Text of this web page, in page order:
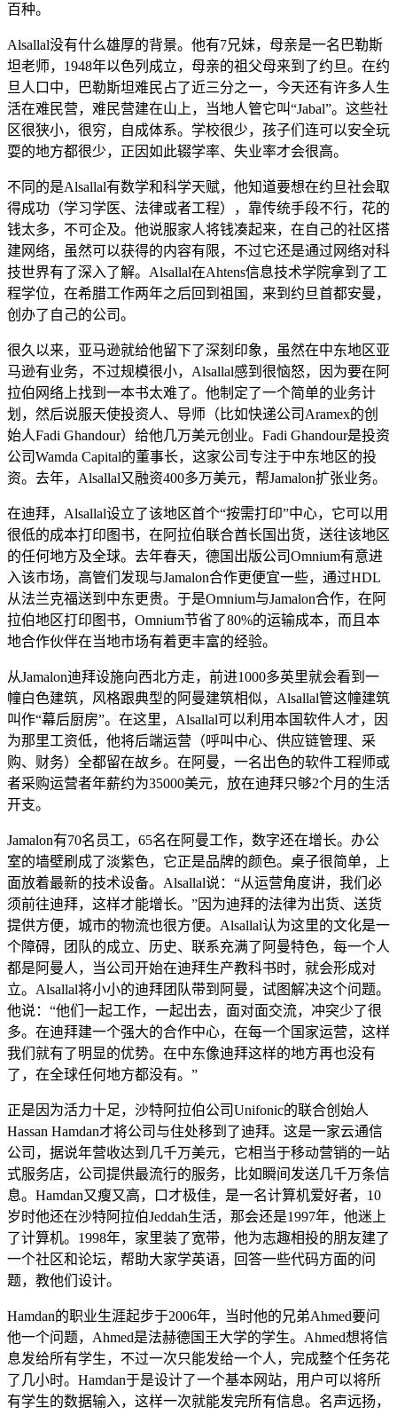
百种。
Alsallal没有什么雄厚的背景。他有7兄妹，母亲是一名巴勒斯
坦老师，1948年以色列成立，母亲的祖父母来到了约旦。在约
旦人口中，巴勒斯坦难民占了近三分之一，今天还有许多人生
活在难民营，难民营建在山上，当地人管它叫“Jabal”。这些社
区很狭小，很穷，自成体系。学校很少，孩子们连可以安全玩
耍的地方都很少，正因如此辍学率、失业率才会很高。
不同的是Alsallal有数学和科学天赋，他知道要想在约旦社会取
得成功（学习学医、法律或者工程），靠传统手段不行，花的
钱太多，不可企及。他说服家人将钱凑起来，在自己的社区搭
建网络，虽然可以获得的内容有限，不过它还是通过网络对科
技世界有了深入了解。Alsallal在Ahtens信息技术学院拿到了工
程学位，在希腊工作两年之后回到祖国，来到约旦首都安曼，
创办了自己的公司。
很久以来，亚马逊就给他留下了深刻印象，虽然在中东地区亚
马逊有业务，不过规模很小，Alsallal感到很恼怒，因为要在阿
拉伯网络上找到一本书太难了。他制定了一个简单的业务计
划，然后说服天使投资人、导师（比如快递公司Aramex的创
始人Fadi Ghandour）给他几万美元创业。Fadi Ghandour是投资
公司Wamda Capital的董事长，这家公司专注于中东地区的投
资。去年，Alsallal又融资400多万美元，帮Jamalon扩张业务。
在迪拜，Alsallal设立了该地区首个“按需打印”中心，它可以用
很低的成本打印图书，在阿拉伯联合酋长国出货，送往该地区
的任何地方及全球。去年春天，德国出版公司Omnium有意进
入该市场，高管们发现与Jamalon合作更便宜一些，通过HDL
从法兰克福送到中东更贵。于是Omnium与Jamalon合作，在阿
拉伯地区打印图书，Omnium节省了80%的运输成本，而且本
地合作伙伴在当地市场有着更丰富的经验。
从Jamalon迪拜设施向西北方走，前进1000多英里就会看到一
幢白色建筑，风格跟典型的阿曼建筑相似，Alsallal管这幢建筑
叫作“幕后厨房”。在这里，Alsallal可以利用本国软件人才，因
为那里工资低，他将后端运营（呼叫中心、供应链管理、采
购、财务）全都留在故乡。在阿曼，一名出色的软件工程师或
者采购运营者年薪约为35000美元，放在迪拜只够2个月的生活
开支。
Jamalon有70名员工，65名在阿曼工作，数字还在增长。办公
室的墙壁刷成了淡紫色，它正是品牌的颜色。桌子很简单，上
面放着最新的技术设备。Alsallal说：“从运营角度讲，我们必
须前往迪拜，这样才能增长。”因为迪拜的法律为出货、送货
提供方便，城市的物流也很方便。Alsallal认为这里的文化是一
个障碍，团队的成立、历史、联系充满了阿曼特色，每一个人
都是阿曼人，当公司开始在迪拜生产教科书时，就会形成对
立。Alsallal将小小的迪拜团队带到阿曼，试图解决这个问题。
他说：“他们一起工作，一起出去，面对面交流，冲突少了很
多。在迪拜建一个强大的合作中心，在每一个国家运营，这样
我们就有了明显的优势。在中东像迪拜这样的地方再也没有
了，在全球任何地方都没有。”
正是因为活力十足，沙特阿拉伯公司Unifonic的联合创始人
Hassan Hamdan才将公司与住处移到了迪拜。这是一家云通信
公司，据说年营收达到几千万美元，它相当于移动营销的一站
式服务店，公司提供最流行的服务，比如瞬间发送几千万条信
息。Hamdan又瘦又高，口才极佳，是一名计算机爱好者，10
岁时他还在沙特阿拉伯Jeddah生活，那会还是1997年，他迷上
了计算机。1998年，家里装了宽带，他为志趣相投的朋友建了
一个社区和论坛，帮助大家学英语，回答一些代码方面的问
题，教他们设计。
Hamdan的职业生涯起步于2006年，当时他的兄弟Ahmed要问
他一个问题，Ahmed是法赫德国王大学的学生。Ahmed想将信
息发给所有学生，不过一次只能发给一个人，完成整个任务花
了几小时。Hamdan于是设计了一个基本网站，用户可以将所
有学生的数据输入，这样一次就能发完所有信息。名声远扬，